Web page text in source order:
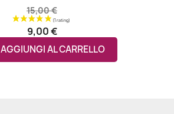
15,00 €
9,00 €
AGGIUNGI AL CARRELLO